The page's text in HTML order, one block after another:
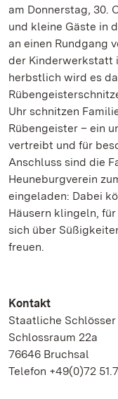
am Donnerstag, 30.
und kleine Gäste in
an einen Rundgang
der Kinderwerkstatt
herbstlich wird es
Uhr schnitzen
Rübengeister – ein
vertreibt und für
Anschluss sind die
Heuneburgverein
eingeladen: Dabei
Häusern klingeln,
sich über
freuen.
Kontakt
Staatliche
Schlossraum 22a
76646 Bruchsal
Telefon +49(0)72